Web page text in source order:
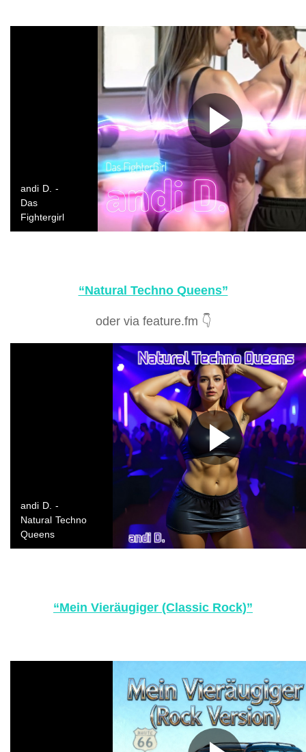
“Natural Techno Queens”
oder via feature.fm 👇
“Mein Vieräugiger (Classic Rock)”